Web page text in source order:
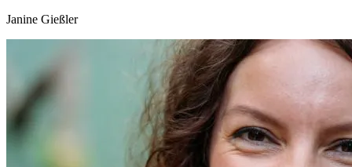
Janine Gießler